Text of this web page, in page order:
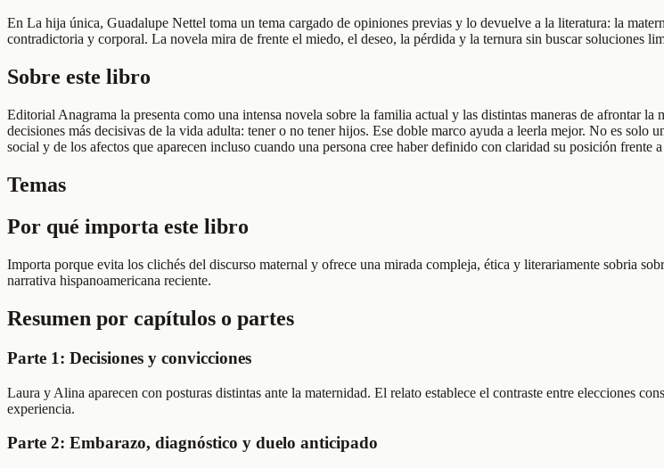
En La hija única, Guadalupe Nettel toma un tema cargado de opiniones previas y lo devuelve a la literatura: la
contradictoria y corporal. La novela mira de frente el miedo, el deseo, la pérdida y la ternura sin buscar soluciones
Sobre este libro
Editorial Anagrama la presenta como una intensa novela sobre la familia actual y las distintas maneras de afrontar
decisiones más decisivas de la vida adulta: tener o no tener hijos. Ese doble marco ayuda a leerla mejor. No es
social y de los afectos que aparecen incluso cuando una persona cree haber definido con claridad su posición frente
Temas
Por qué importa este libro
Importa porque evita los clichés del discurso maternal y ofrece una mirada compleja, ética y literariamente sobria
narrativa hispanoamericana reciente.
Resumen por capítulos o partes
Parte 1: Decisiones y convicciones
Laura y Alina aparecen con posturas distintas ante la maternidad. El relato establece el contraste entre elecciones
experiencia.
Parte 2: Embarazo, diagnóstico y duelo anticipado